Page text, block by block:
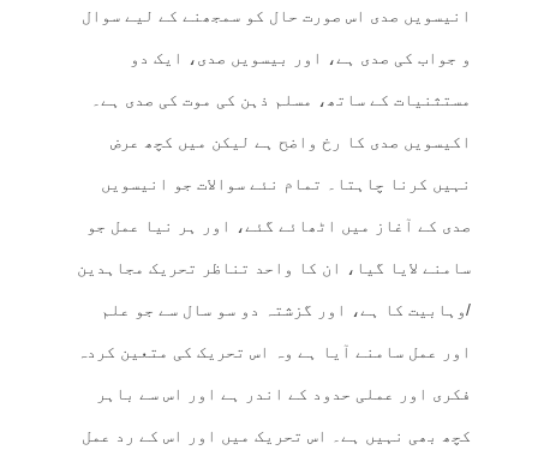
انیسویں صدی اس صورت حال کو سمجھنے کے لیے سوال
و جواب کی صدی ہے، اور بیسویں صدی، ایک دو
مستثنیات کے ساتھ، مسلم ذہن کی موت کی صدی ہے۔
اکیسویں صدی کا رخ واضح ہے لیکن میں کچھ عرض
نہیں کرنا چاہتا۔ تمام نئے سوالات جو انیسویں
صدی کے آغاز میں اٹھائے گئے، اور ہر نیا عمل جو
سامنے لایا گیا، ان کا واحد تناظر تحریک مجاہدین
/وہابیت کا ہے، اور گزشتہ دو سو سال سے جو علم
اور عمل سامنے آیا ہے وہ اس تحریک کی متعین کردہ
فکری اور عملی حدود کے اندر ہے اور اس سے باہر
کچھ بھی نہیں ہے۔ اس تحریک میں اور اس کے رد عمل